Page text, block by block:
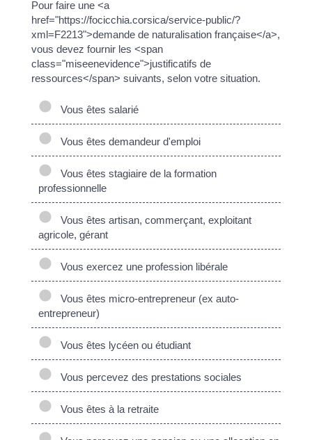
Pour faire une <a
href="https://focicchia.corsica/service-public/?
xml=F2213">demande de naturalisation française</a>,
vous devez fournir les <span
class="miseenevidence">justificatifs de
ressources</span> suivants, selon votre situation.
Vous êtes salarié
Vous êtes demandeur d'emploi
Vous êtes stagiaire de la formation
professionnelle
Vous êtes artisan, commerçant, exploitant
agricole, gérant
Vous exercez une profession libérale
Vous êtes micro-entrepreneur (ex auto-
entrepreneur)
Vous êtes lycéen ou étudiant
Vous percevez des prestations sociales
Vous êtes à la retraite